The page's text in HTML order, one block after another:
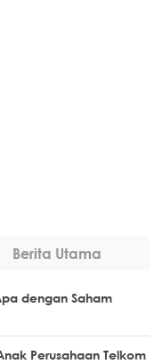
Berita Utama
dengan Saham
Perusahaan Telkom